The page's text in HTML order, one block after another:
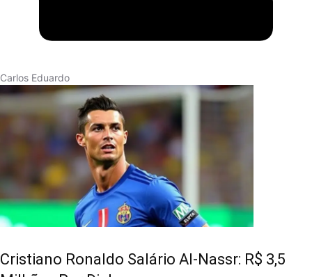
Carlos Eduardo
Cristiano Ronaldo Salário Al-Nassr: R$ 3,5